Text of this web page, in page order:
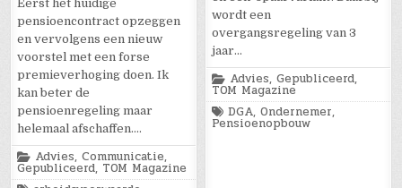
Eerst het huidige
pensioencontract opzeggen
en vervolgens een nieuw
voorstel met een forse
premieverhoging doen. Ik
kan beter de
pensioenregeling maar
helemaal afschaffen….
Posted
in
Advies,Communicatie,
Gepubliceerd, TOM Magazine
wordt een
overgangsregeling van 3
jaar…
Posted
in
Advies,Gepubliceerd,
TOM Magazine
Tagged
DGA,Ondernemer,
Pensioenopbouw